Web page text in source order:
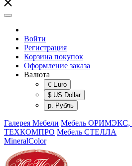
Войти
Регистрация
Корзина покупок
Оформление заказа
Валюта
€ Euro
$ US Dollar
р. Рубль
Галерея Мебели Мебель ОРИМЭКС,
ТЕХКОМПРО Мебель СТЕЛЛА
MineralColor